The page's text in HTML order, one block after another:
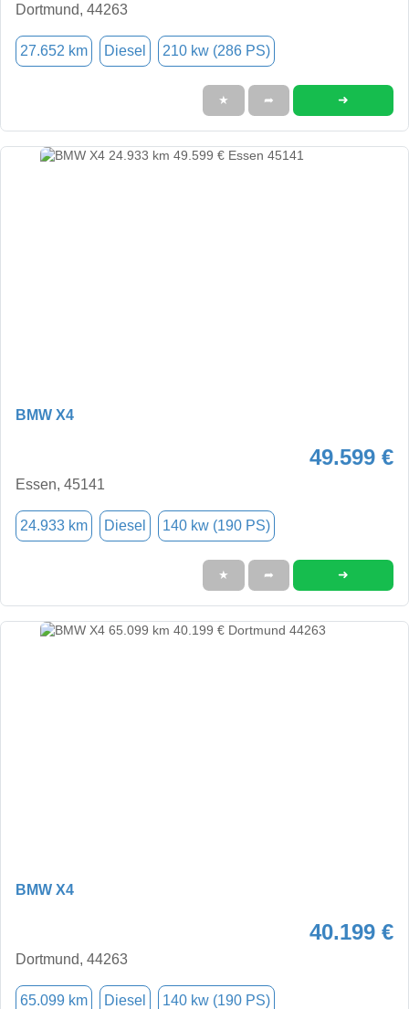
Dortmund, 44263
27.652 km Diesel 210 kw (286 PS)
★ ➦ ➜
BMW X4
49.599 €
Essen, 45141
24.933 km Diesel 140 kw (190 PS)
★ ➦ ➜
BMW X4
40.199 €
Dortmund, 44263
65.099 km Diesel 140 kw (190 PS)